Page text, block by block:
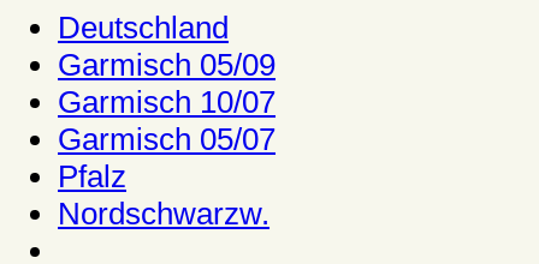
Deutschland
Garmisch 05/09
Garmisch 10/07
Garmisch 05/07
Pfalz
Nordschwarzw.